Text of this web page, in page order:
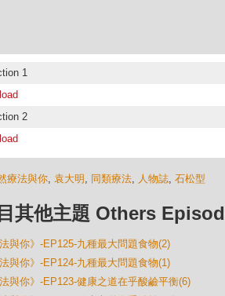
1
2
療法與你, 袁大明 , 同類療法, 人物誌, 石松型
其他主題 Others
法與你》-EP125-九種最大問題食物(2)
法與你》-EP124-九種最大問題食物(1)
法與你》-EP123-健康之道在乎酸鹼平衡(6)